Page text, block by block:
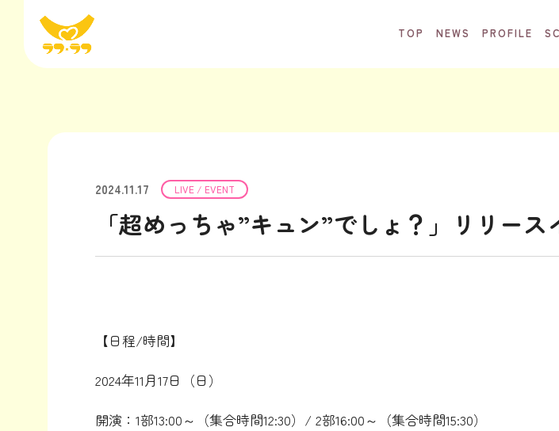
TOP NEWS PROFILE
2024.11.17 LIVE / EVENT
「超めっちゃ”キュン”でしょ？」リリー
【日程/時間】
2024年11月17日（日）
開演：1部13:00～（集合時間12:30）/ 2部16:00～（集合時間15:30）